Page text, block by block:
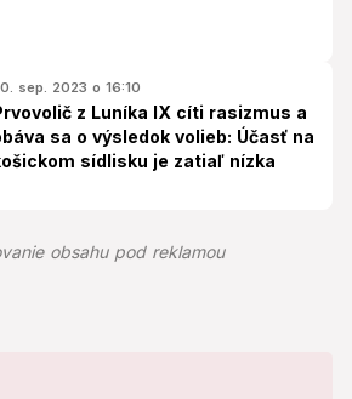
sep. 2023 o 16:10
z Luníka IX cíti rasizmus a
sa o výsledok volieb: Účasť na
sídlisku je zatiaľ nízka
obsahu pod reklamou